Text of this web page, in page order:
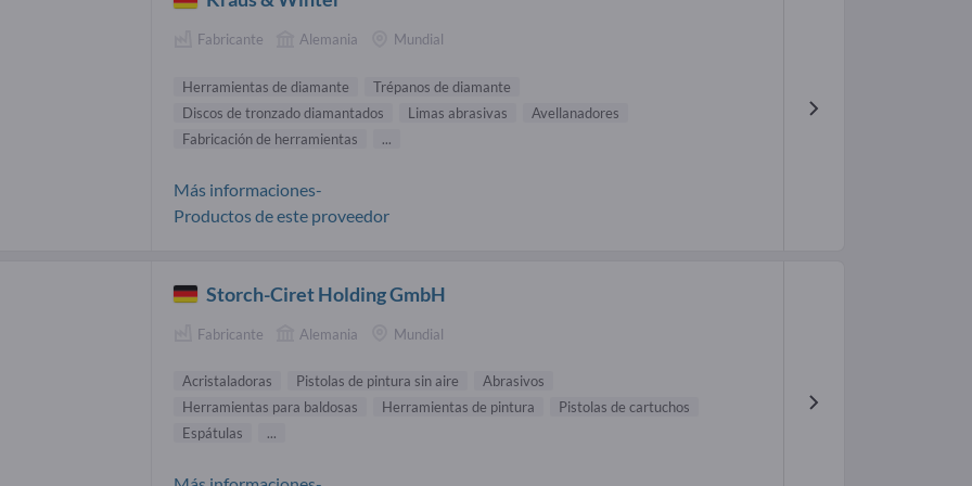
Fabricante Alemania Mundial
Herramientas de diamante
Trépanos de diamante
Discos de tronzado diamantados
Limas abrasivas
Avellanadores
Fabricación de herramientas
...
Más informaciones-
Productos de este proveedor
Storch-Ciret Holding GmbH
Fabricante Alemania Mundial
Acristaladoras Pistolas de pintura sin aire
Abrasivos
Herramientas para baldosas
Herramientas de pintura
Pistolas de cartuchos
Espátulas
...